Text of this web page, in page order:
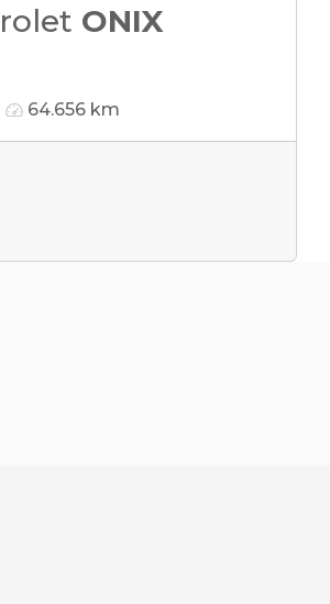
ONIX
64.656 km